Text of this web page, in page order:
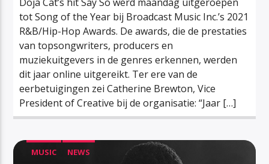
tot Song of the Year bij Broadcast Music Inc.’s 2021
R&B/Hip-Hop Awards. De awards, die de prestaties
van topsongwriters, producers en
muziekuitgevers in de genres erkennen, werden
dit jaar online uitgereikt. Ter ere van de
eerbetuigingen zei Catherine Brewton, Vice
President of Creative bij de organisatie: “Jaar […]
MUSIC NEWS